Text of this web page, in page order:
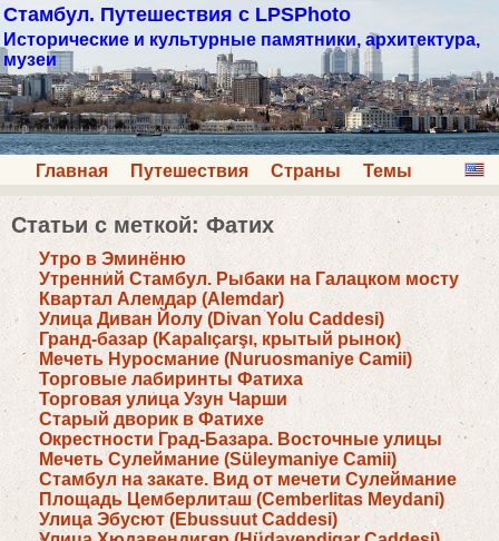
Стамбул. Путешествия с LPSPhoto
Исторические и культурные памятники, архитектура,
музеи
Главная Путешествия Страны Темы
Статьи с меткой: Фатих
Утро в Эминёню
Утренний Стамбул. Рыбаки на Галацком мосту
Квартал Алемдар (Alemdar)
Улица Диван Йолу (Divan Yolu Caddesi)
Гранд-базар (Kapalıçarşı, крытый рынок)
Мечеть Нуросмание (Nuruosmaniye Camii)
Торговые лабиринты Фатиха
Торговая улица Узун Чарши
Старый дворик в Фатихе
Окрестности Град-Базара. Восточные улицы
Мечеть Сулеймание (Süleymaniye Camii)
Стамбул на закате. Вид от мечети Сулеймание
Площадь Цемберлиташ (Cemberlitas Meydani)
Улица Эбусют (Ebussuut Caddesi)